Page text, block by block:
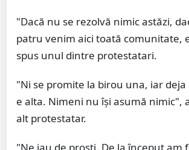
"Dacă nu se rezolvă nimic astăzi,
patru venim aici toată comunitate,
spus unul dintre protestatari.
"Ni se promite la birou una, iar
e alta. Nimeni nu își asumă nimic",
alt protestatar.
"Ne iau de proști. De la început am